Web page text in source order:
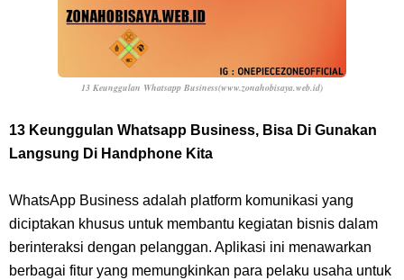
Arti Bendera Barbados, Negara Kepulauan Yang Terletak Di Kawasan
Karibia
Cara Daftar Danamon Mobile Banking, Mudah Banget Dan Lengkap
7 Fakta Elbaph One Piece, Menjadi Tempat Yang Sangat Ingin
Dikunjungi Usopp
13 Keunggulan Whatsapp Business(www.zonahobisaya.web.id)
13 Keunggulan Whatsapp Business, Bisa Di Gunakan
Langsung Di Handphone Kita
WhatsApp Business adalah platform komunikasi yang
diciptakan khusus untuk membantu kegiatan bisnis dalam
berinteraksi dengan pelanggan. Aplikasi ini menawarkan
berbagai fitur yang memungkinkan para pelaku usaha untuk